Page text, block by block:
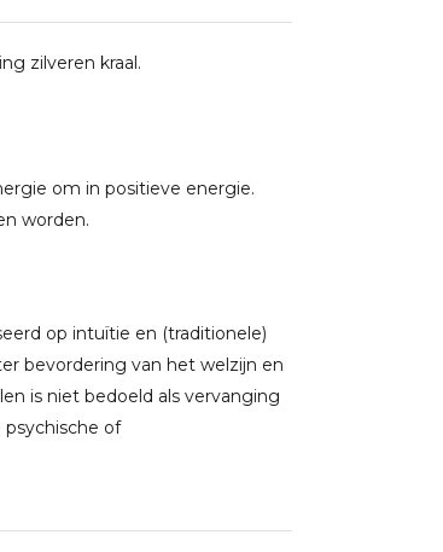
zilveren kraal.
om in positieve energie.
worden.
op intuïtie en (traditionele)
bevordering van het welzijn en
is niet bedoeld als vervanging
of